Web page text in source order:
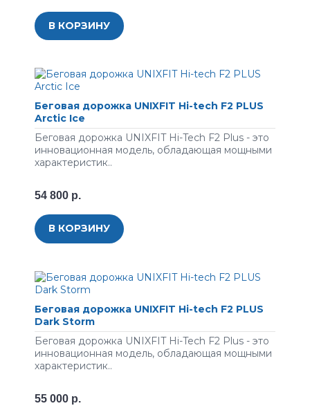
В КОРЗИНУ
Беговая дорожка UNIXFIT Hi-tech F2 PLUS
Arctic Ice
Беговая дорожка UNIXFIT Hi-Tech F2 Plus - это
инновационная модель, обладающая мощными
характеристик..
54 800 р.
В КОРЗИНУ
Беговая дорожка UNIXFIT Hi-tech F2 PLUS
Dark Storm
Беговая дорожка UNIXFIT Hi-Tech F2 Plus - это
инновационная модель, обладающая мощными
характеристик..
55 000 р.